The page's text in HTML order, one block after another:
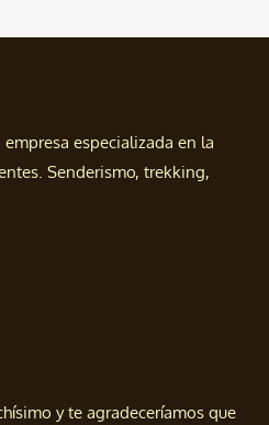
empresa especializada en la
Senderismo, trekking,
y te agradeceríamos que